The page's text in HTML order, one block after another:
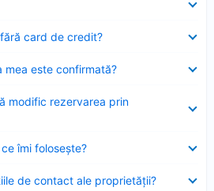
card de credit?
mea este confirmată?
modific rezervarea prin
îmi foloseşte?
de contact ale proprietății?